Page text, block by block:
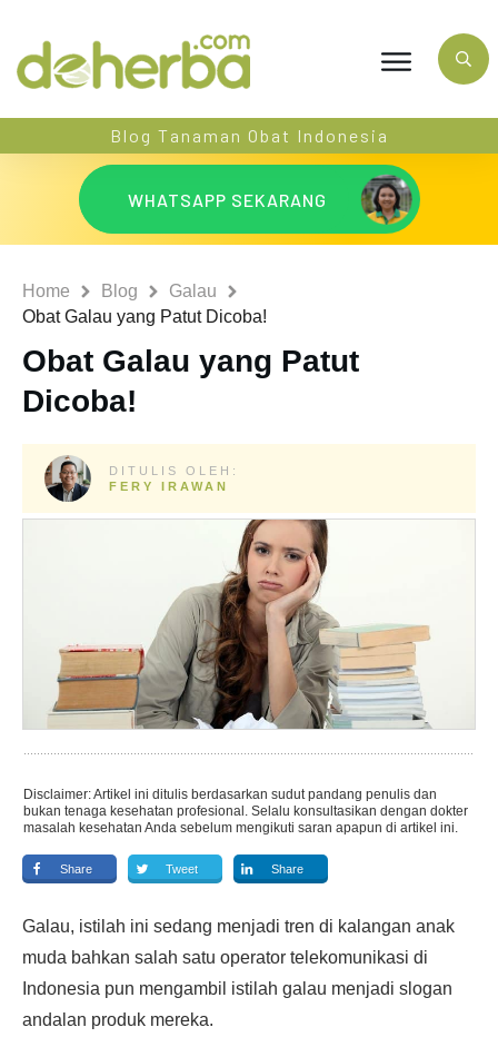
Blog Tanaman Obat Indonesia
WHATSAPP SEKARANG
Home Blog
Galau
Obat Galau yang Patut Dicoba!
Obat Galau yang Patut
Dicoba!
DITULIS OLEH:
FERY IRAWAN
Disclaimer: Artikel ini ditulis berdasarkan sudut pandang penulis dan
bukan tenaga kesehatan profesional. Selalu konsultasikan dengan dokter
masalah kesehatan Anda sebelum mengikuti saran apapun di artikel ini.
Share Tweet Share
Galau, istilah ini sedang menjadi tren di kalangan anak
muda bahkan salah satu operator telekomunikasi di
Indonesia pun mengambil istilah galau menjadi slogan
andalan produk mereka.